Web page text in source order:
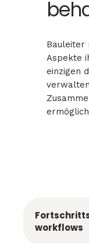
Bauleiter
Aspekte
einzigen
workflows